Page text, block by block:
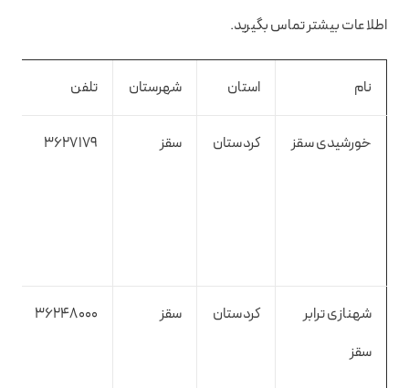
اطلاعات بیشتر تماس بگیرید.
نام استان شهرستان تلفن
خورشیدی سقز کردستان سقز 3627179
شهنازی ترابر
سقز
کردستان سقز 36248000